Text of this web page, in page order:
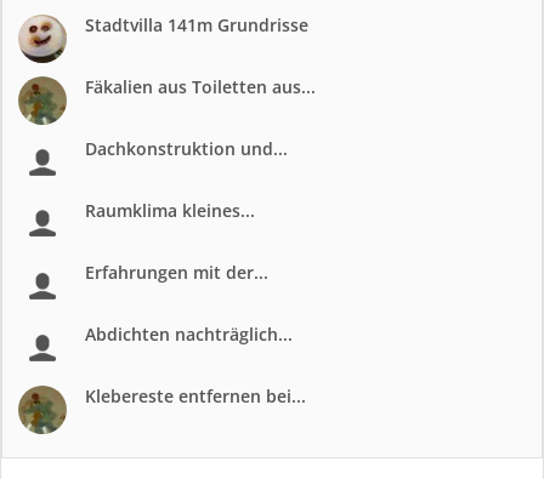
Stadtvilla 141m Grundrisse
Fäkalien aus Toiletten aus...
Dachkonstruktion und...
Raumklima kleines...
Erfahrungen mit der...
Abdichten nachträglich...
Klebereste entfernen bei...